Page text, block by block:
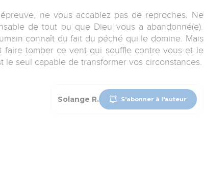
ne vous accablez pas de reproches. Ne
de tout ou que Dieu vous a abandonné(e).
connaît du fait du péché qui le domine. Mais
tomber ce vent qui souffle contre vous et le
seul capable de transformer vos circonstances.
Solange R. S'abonner à l'auteur